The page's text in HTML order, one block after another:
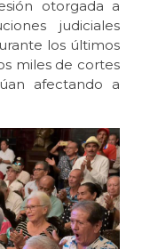
otorgada a
judiciales
los últimos
miles de cortes
afectando a